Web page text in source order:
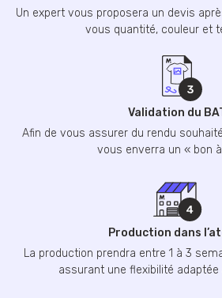
Un expert vous proposera un devis
vous quantité, couleur et
Validation du
Afin de vous assurer du rendu
vous enverra un « bon
Production dans
La production prendra entre 1 à 3
assurant une flexibilité